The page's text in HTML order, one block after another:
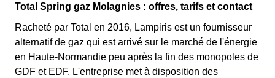
Total Spring gaz Molagnies : offres, tarifs et contact
Racheté par Total en 2016, Lampiris est un fournisseur
alternatif de gaz qui est arrivé sur le marché de l'énergie
en Haute-Normandie peu après la fin des monopoles de
GDF et EDF. L'entreprise met à disposition des